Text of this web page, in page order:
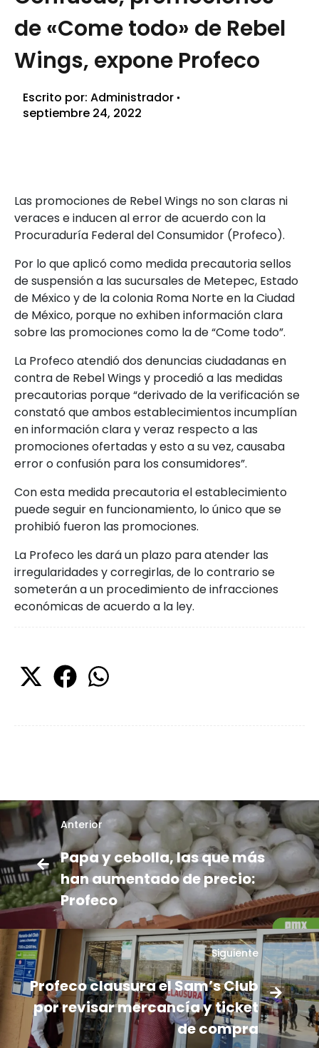
de «Come todo» de Rebel
Wings, expone Profeco
Escrito por: Administrador
septiembre 24, 2022
Las promociones de Rebel Wings no son claras ni
veraces e inducen al error de acuerdo con la
Procuraduría Federal del Consumidor (Profeco).
Por lo que aplicó como medida precautoria sellos
de suspensión a las sucursales de Metepec, Estado
de México y de la colonia Roma Norte en la Ciudad
de México, porque no exhiben información clara
sobre las promociones como la de “Come todo”.
La Profeco atendió dos denuncias ciudadanas en
contra de Rebel Wings y procedió a las medidas
precautorias porque “derivado de la verificación se
constató que ambos establecimientos incumplían
en información clara y veraz respecto a las
promociones ofertadas y esto a su vez, causaba
error o confusión para los consumidores”.
Con esta medida precautoria el establecimiento
puede seguir en funcionamiento, lo único que se
prohibió fueron las promociones.
La Profeco les dará un plazo para atender las
irregularidades y corregirlas, de lo contrario se
someterán a un procedimiento de infracciones
económicas de acuerdo a la ley.
Anterior
Papa y cebolla, las que más
han aumentado de precio:
Profeco
Siguiente
Profeco clausura el Sam’s Club
por revisar mercancía y ticket
de compra